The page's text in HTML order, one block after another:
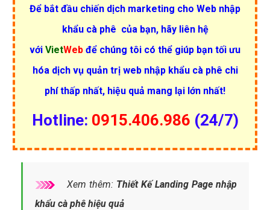
Để bắt đầu chiến dịch marketing cho Web nhập
khẩu cà phê của bạn, hãy liên hệ
với VietWeb để chúng tôi có thể giúp bạn tối ưu
hóa dịch vụ quản trị web nhập khẩu cà phê chi
phí thấp nhất, hiệu quả mang lại lớn nhất!
Hotline: 0915.406.986 (24/7)
Xem thêm: Thiết Kế Landing Page nhập
khẩu cà phê hiệu quả